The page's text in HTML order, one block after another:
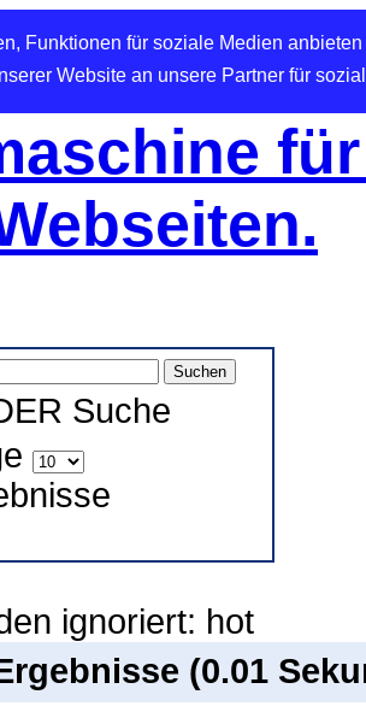
Funktionen für soziale Medien
Website an unsere Partner für
Suche
ignoriert: hot
(0.01